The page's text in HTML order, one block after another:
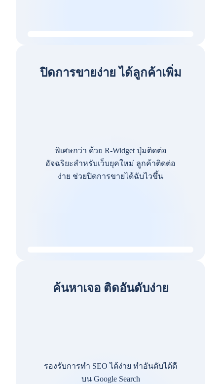
ปิดการขายง่าย ได้ลูกค้าเพิ่ม
พิเศษกว่า ด้วย R-Widget ปุ่มติดต่อ
อัจฉริยะสำหรับเว็บยุคใหม่ ลูกค้าติดต่อ
ง่าย ช่วยปิดการขายได้ฉับไวขึ้น
ค้นหาเจอ ติดอันดับง่าย
รองรับการทำ SEO ได้ง่าย ทำอันดับได้ดี
บน Google Search